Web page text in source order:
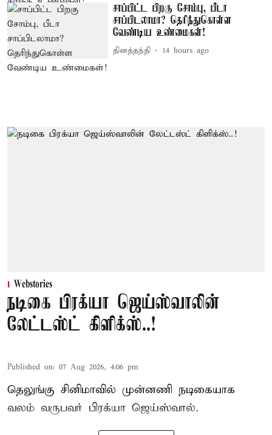
சாப்பிட்ட பிறகு சோம்பு, பீடா
சாப்பிடலாமா? தெரிந்துகொள்ள
வேண்டிய உண்மைகள்!
தினத்தந்தி 14 hours ago
Webstories
நடிகை பிரக்யா ஜெய்ஸ்வாலின்
லேட்டஸ்ட் கிளிக்ஸ்..!
Published on: 07 Aug 2026, 4:06 pm
தெலுங்கு சினிமாவில் முன்னணி நடிகையாக
வலம் வருபவர் பிரக்யா ஜெய்ஸ்வால்.